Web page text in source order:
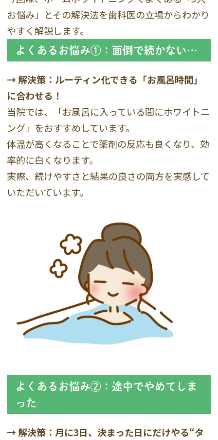
お悩み」とその解決法を歯科医の立場からわかり
やすく解説します。
よくあるお悩み①：面倒で続かない…
→ 解決策：ルーティン化できる「お風呂時間」
に合わせる！
当院では、「お風呂に入っている間にホワイトニ
ング」をおすすめしています。
体温が高くなることで薬剤の反応も良くなり、効
率的に白くなります。
実際、続けやすさと結果の良さの両方を実感して
いただいています。
よくあるお悩み②：途中でやめてしま
った
→ 解決策：月に3日、決まった日にだけやる“タ